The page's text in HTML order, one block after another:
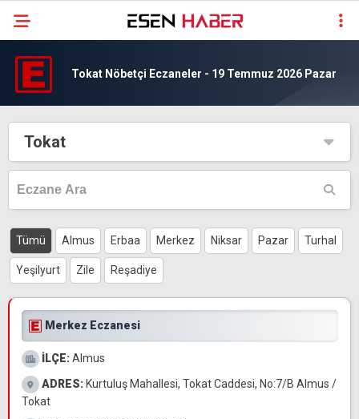
Tokat Nöbetçi Eczaneler - 19 Temmuz 2026 Pazar
Tokat
Tümü Almus Erbaa Merkez Niksar Pazar Turhal
Yeşilyurt Zile Reşadiye
Merkez Eczanesi
İLÇE:Almus
ADRES: Kurtuluş Mahallesi, Tokat Caddesi, No:7/B Almus /
Tokat